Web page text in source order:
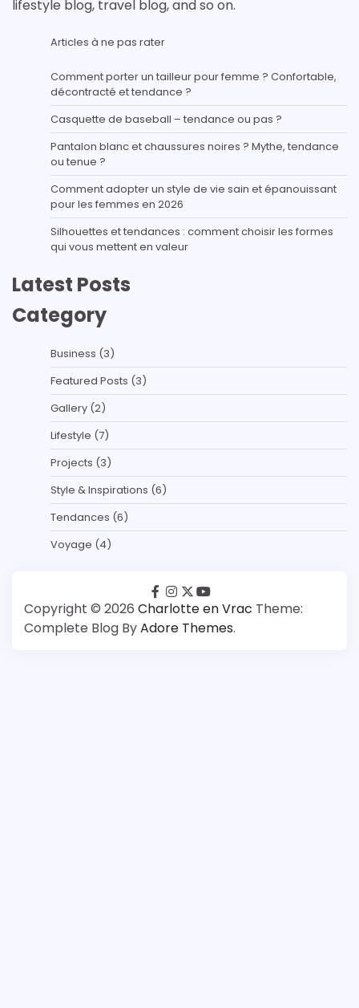
lifestyle blog, travel blog, and so on.
Articles à ne pas rater
Comment porter un tailleur pour femme ? Confortable,
décontracté et tendance ?
Casquette de baseball – tendance ou pas ?
Pantalon blanc et chaussures noires ? Mythe, tendance
ou tenue ?
Comment adopter un style de vie sain et épanouissant
pour les femmes en 2026
Silhouettes et tendances : comment choisir les formes
qui vous mettent en valeur
Latest Posts
Category
Business (3)
Featured Posts (3)
Gallery (2)
Lifestyle (7)
Projects (3)
Style & Inspirations (6)
Tendances (6)
Voyage (4)
Copyright © 2026 Charlotte en Vrac Theme:
Complete Blog ByAdore Themes.
facebook
instagram
twitteryoutube